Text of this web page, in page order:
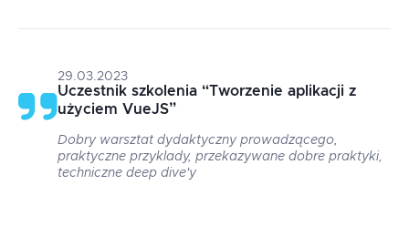
29.03.2023
Uczestnik szkolenia “Tworzenie aplikacji z
użyciem VueJS”
Dobry warsztat dydaktyczny prowadzącego,
praktyczne przyklady, przekazywane dobre praktyki,
techniczne deep dive'y